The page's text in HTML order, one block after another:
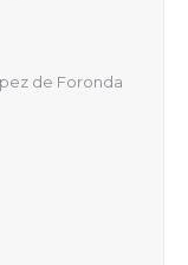
de Foronda